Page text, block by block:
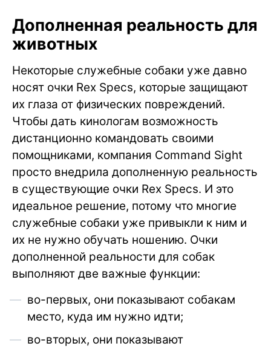
Дополненная реальность для
животных
Некоторые служебные собаки уже давно
носят очки Rex Specs, которые защищают
их глаза от физических повреждений.
Чтобы дать кинологам возможность
дистанционно командовать своими
помощниками, компания Command Sight
просто внедрила дополненную реальность
в существующие очки Rex Specs. И это
идеальное решение, потому что многие
служебные собаки уже привыкли к ним и
их не нужно обучать ношению. Очки
дополненной реальности для собак
выполняют две важные функции:
во-первых, они показывают собакам
место, куда им нужно идти;
во-вторых, они показывают